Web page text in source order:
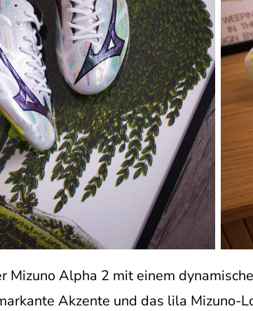
Mizuno Alpha 2 mit einem
Akzente und das lila Mizuno-